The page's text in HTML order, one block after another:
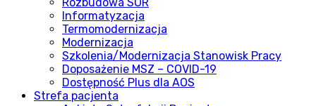
Informatyzacja
Termomodernizacja
Modernizacja
Szkolenia/Modernizacja Stanowisk Pracy
Doposażenie MSZ – COVID-19
Dostępność Plus dla AOS
Strefa pacjenta